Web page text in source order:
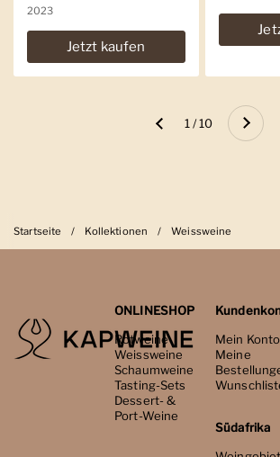
2023
Jetzt kaufen
Zurück 1 / 10 Weiter
Startseite / Kollektionen / Weissweine
ONLINESHOP
Rotweine
Weissweine
Schaumweine
Tasting-Sets
Dessert- &
Port-Weine
Mein Konto
Meine
Südafrika